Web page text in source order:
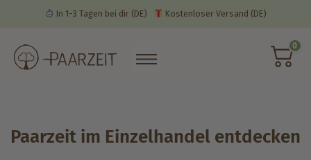
In 1-3 Tagen bei dir (DE) Kostenloser Versand (DE)
0
Paarzeit im Einzelhandel entdecken